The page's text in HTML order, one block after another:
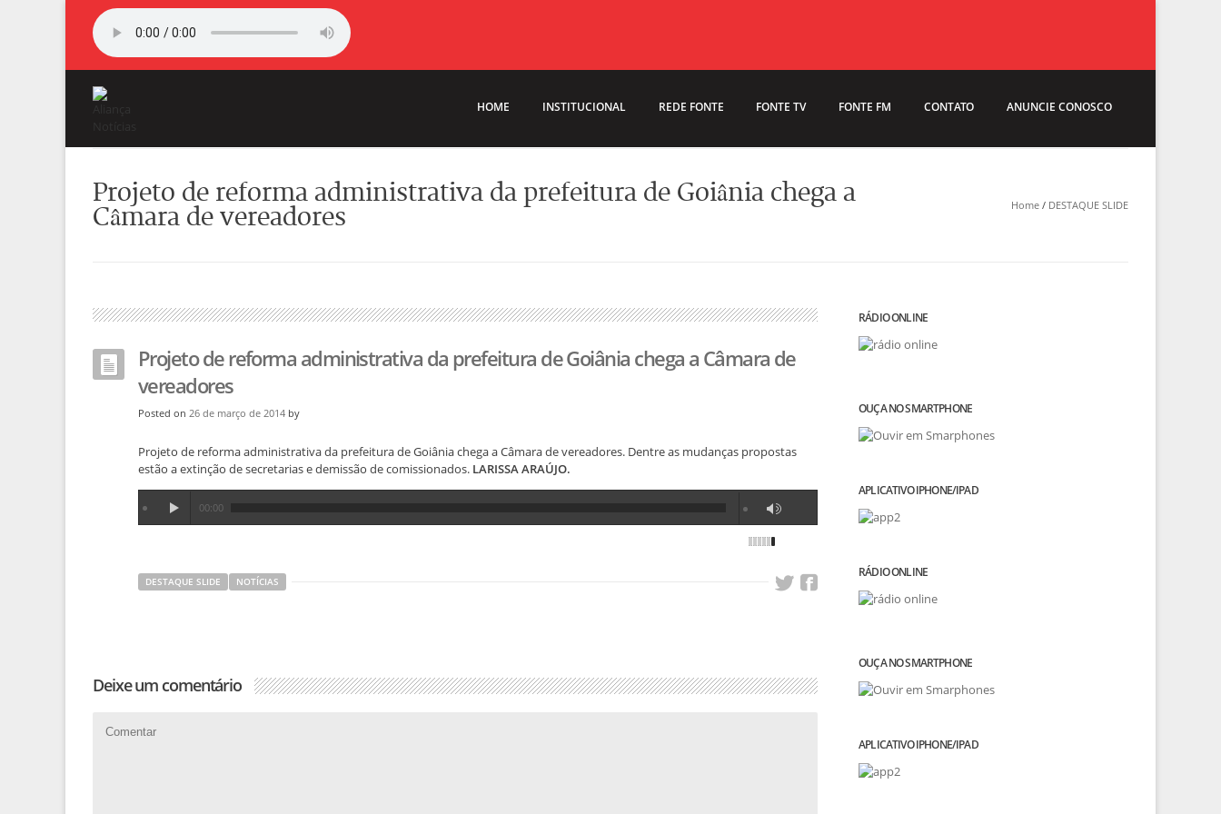
HOME INSTITUCIONAL REDE FONTE FONTE TV FONTE FM CONTATO ANUNCIE CONOSCO
Projeto de reforma administrativa da prefeitura de Goiânia chega a
Câmara de vereadores Home / DESTAQUE SLIDE
Projeto de reforma administrativa da prefeitura de Goiânia chega a Câmara de
vereadores
Posted on 26 de março de 2014 by
Projeto de reforma administrativa da prefeitura de Goiânia chega a Câmara de vereadores. Dentre as mudanças propostas
estão a extinção de secretarias e demissão de comissionados. LARISSA ARAÚJO.
00:00
DESTAQUE SLIDE NOTÍCIAS
Deixe um comentário
RÁDIO ONLINE
OUÇA NO SMARTPHONE
APLICATIVO IPHONE/IPAD
RÁDIO ONLINE
OUÇA NO SMARTPHONE
APLICATIVO IPHONE/IPAD